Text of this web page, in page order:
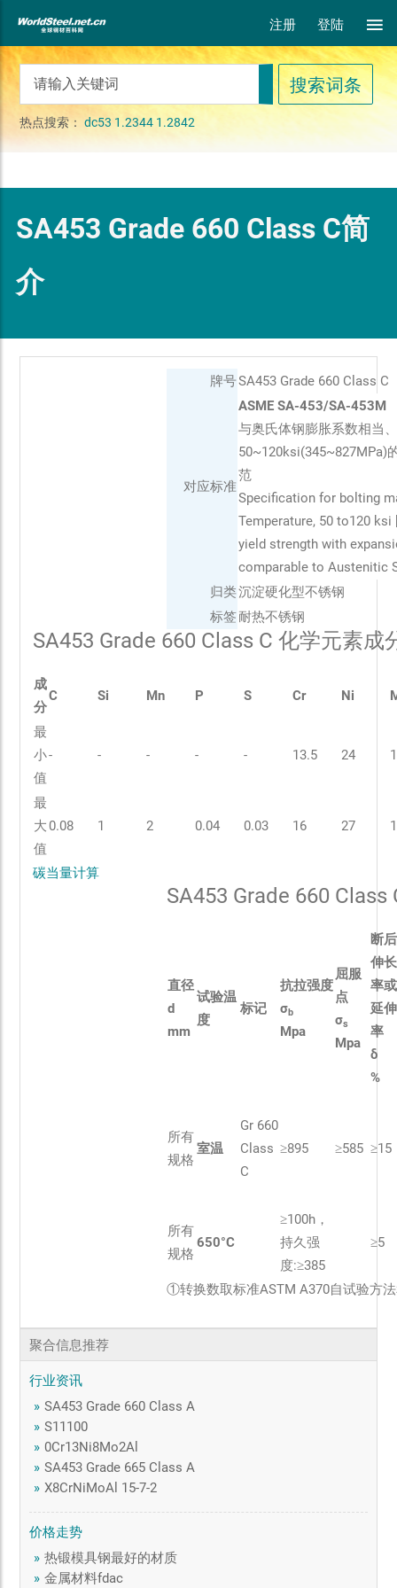
注册 登陆
热点搜索：dc53 1.2344 1.2842
SA453 Grade 660 Class C简
介
牌号SA453 Grade 660 Class C
对应标准
ASME SA-453/SA-453M
与奥氏体钢膨胀系数相当
50~120ksi(345~827MPa)
范
Specification for bolting
Temperature, 50 to120 ksi
yield strength with
comparable to Austenitic
归类沉淀硬化型不锈钢
标签耐热不锈钢
SA453 Grade 660 Class C 化学元素成
成
分
C Si Mn P S Cr Ni
最
小
值
- - - - - 13.5 24 1
最
大
值
0.08 1 2 0.04 0.03 16 27
碳当量计算
SA453 Grade 660 Class
直径
d
mm
试验温
度
标记
抗拉强度
σb
Mpa
屈服
点
σs
Mpa
断后
伸长
率或
延伸
率
δ
%
所有
规格
室温
Gr 660
Class
C
≥895 ≥585 ≥15
所有
规格
650°C
≥100h，
持久强
度:≥385
≥5
①转换数取标准ASTM A370自试验方
聚合信息推荐
行业资讯
» SA453 Grade 660 Class A
» S11100
» 0Cr13Ni8Mo2Al
» SA453 Grade 665 Class A
» X8CrNiMoAl 15-7-2
价格走势
» 热锻模具钢最好的材质
» 金属材料fdac